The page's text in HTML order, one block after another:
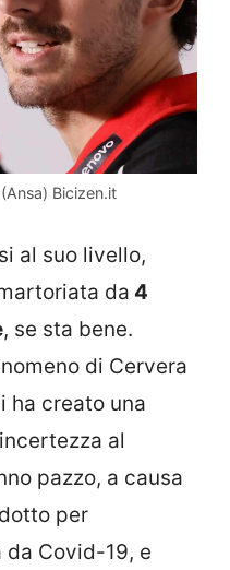
Bicizen.it
al suo livello,
da 4
, se sta bene.
di Cervera
ha creato una
al
pazzo, a causa
per
da Covid-19, e